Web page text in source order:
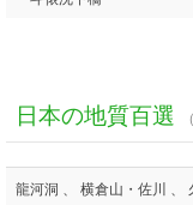
日本の地質百選